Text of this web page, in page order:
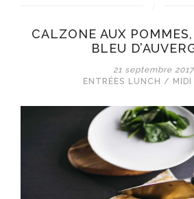
CALZONE AUX
BLEU
21 septembre 2017
ENTRÉES LUNCH / MIDI